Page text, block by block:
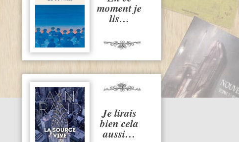
moment je
lis…
Je lirais
bien cela
aussi…